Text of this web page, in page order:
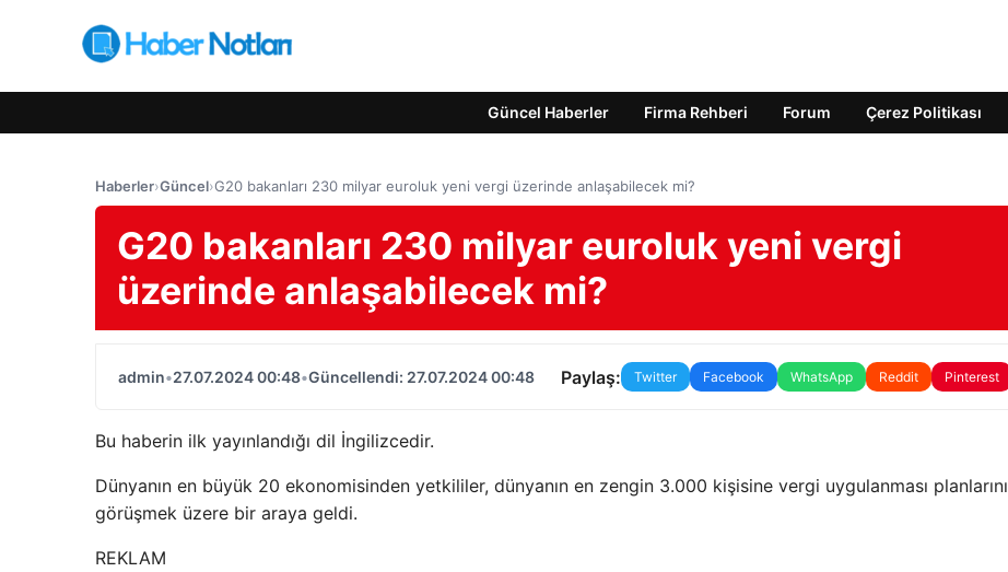
Güncel Haberler Firma Rehberi Forum Çerez Politikası
Haberler›Güncel›G20 bakanları 230 milyar euroluk yeni vergi üzerinde anlaşabilecek mi?
G20 bakanları 230 milyar euroluk yeni vergi
üzerinde anlaşabilecek mi?
admin•27.07.2024 00:48•Güncellendi: 27.07.2024 00:48 Paylaş: Twitter Facebook WhatsApp Reddit Pinterest
Bu haberin ilk yayınlandığı dil İngilizcedir.
Dünyanın en büyük 20 ekonomisinden yetkililer, dünyanın en zengin 3.000 kişisine vergi uygulanması planlarını
görüşmek üzere bir araya geldi.
REKLAM